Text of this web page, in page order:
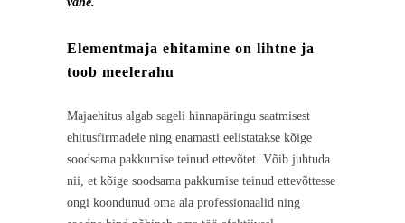
Elementmaja ehitamine on lihtne ja
toob meelerahu
Majaehitus algab sageli hinnapäringu saatmisest
ehitusfirmadele ning enamasti eelistatakse kõige
soodsama pakkumise teinud ettevõtet. Võib juhtuda
nii, et kõige soodsama pakkumise teinud ettevõttesse
ongi koondunud oma ala professionaalid ning